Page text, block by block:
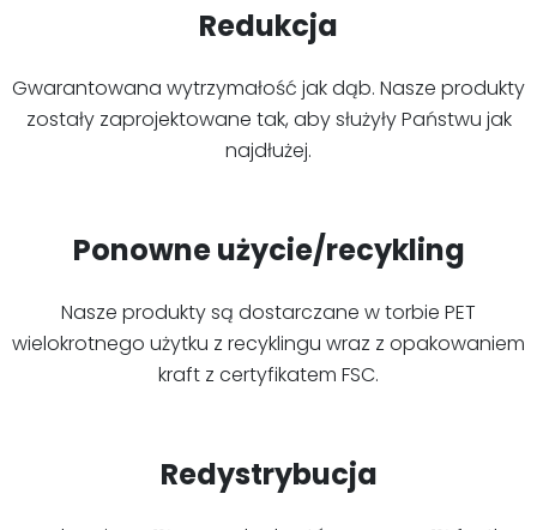
Redukcja
Gwarantowana wytrzymałość jak dąb. Nasze produkty
zostały zaprojektowane tak, aby służyły Państwu jak
najdłużej.
Ponowne użycie/recykling
Nasze produkty są dostarczane w torbie PET
wielokrotnego użytku z recyklingu wraz z opakowaniem
kraft z certyfikatem FSC.
Redystrybucja